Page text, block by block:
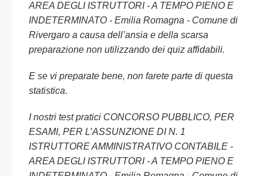
AREA DEGLI ISTRUTTORI - A TEMPO PIENO E
INDETERMINATO - Emilia Romagna - Comune di
Rivergaro a causa dell’ansia e della scarsa
preparazione non utilizzando dei quiz affidabili.
E se vi preparate bene, non farete parte di questa
statistica.
I nostri test pratici CONCORSO PUBBLICO, PER
ESAMI, PER L’ASSUNZIONE DI N. 1
ISTRUTTORE AMMINISTRATIVO CONTABILE -
AREA DEGLI ISTRUTTORI - A TEMPO PIENO E